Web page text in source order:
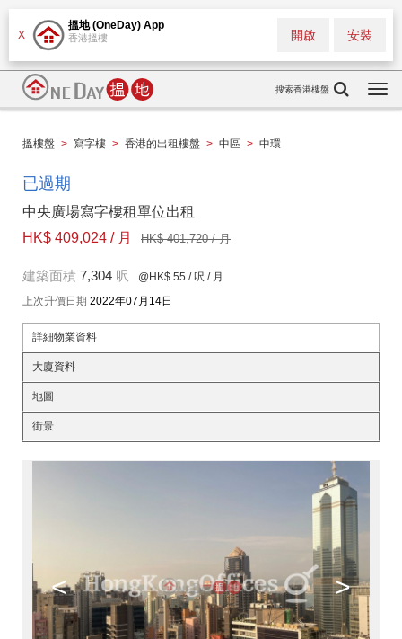
X
搵地 (OneDay) App
香港搵樓 安裝
開啟
搜索香港樓盤
搵樓盤 > 寫字樓 > 香港的出租樓盤 > 中區 > 中環
已過期
中央廣場寫字樓租單位出租
HK$ 409,024 / 月
HK$ 401,720 / 月
建築面積 7,304 呎 @HK$ 55 / 呎 / 月
上次升價日期 2022年07月14日
詳細物業資料
大廈資料
地圖
街景
< >